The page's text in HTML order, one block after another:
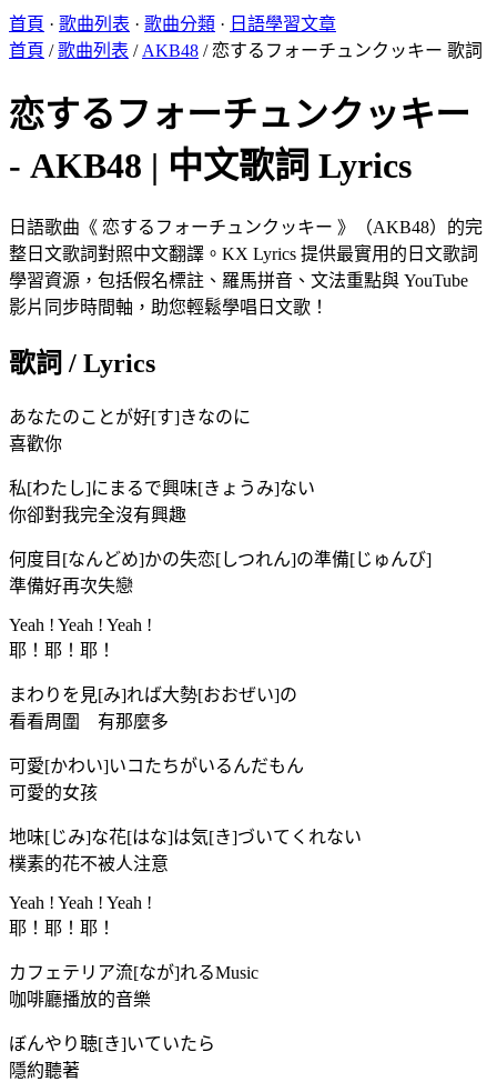
首頁 · 歌曲列表 · 歌曲分類 · 日語學習文章
首頁 /歌曲列表 / AKB48 /恋するフォーチュンクッキー 歌詞
恋するフォーチュンクッキー
- AKB48 | 中文歌詞 Lyrics
日語歌曲《 恋するフォーチュンクッキー 》（AKB48）的完
整日文歌詞對照中文翻譯。KX Lyrics 提供最實用的日文歌詞
學習資源，包括假名標註、羅馬拼音、文法重點與 YouTube
影片同步時間軸，助您輕鬆學唱日文歌！
歌詞 / Lyrics
あなたのことが好[す]きなのに
喜歡你
私[わたし]にまるで興味[きょうみ]ない
你卻對我完全沒有興趣
何度目[なんどめ]かの失恋[しつれん]の準備[じゅんび]
準備好再次失戀
Yeah ! Yeah ! Yeah !
耶！耶！耶！
まわりを見[み]れば大勢[おおぜい]の
看看周圍 有那麼多
可愛[かわい]いコたちがいるんだもん
可愛的女孩
地味[じみ]な花[はな]は気[き]づいてくれない
樸素的花不被人注意
Yeah ! Yeah ! Yeah !
耶！耶！耶！
カフェテリア流[なが]れるMusic
咖啡廳播放的音樂
ぼんやり聴[き]いていたら
隱約聽著